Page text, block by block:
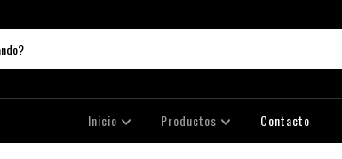
Inicio Productos Contacto